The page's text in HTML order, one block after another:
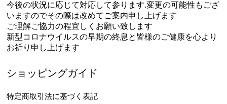
今後の状況に応じて対応して参ります.変更の可能性もござ
いますのでその際は改めてご案内申し上げます
ご理解ご協力の程宜しくお願い致します
新型コロナウイルスの早期の終息と皆様のご健康を心より
お祈り申し上げます
ショッピングガイド
特定商取引法に基づく表記